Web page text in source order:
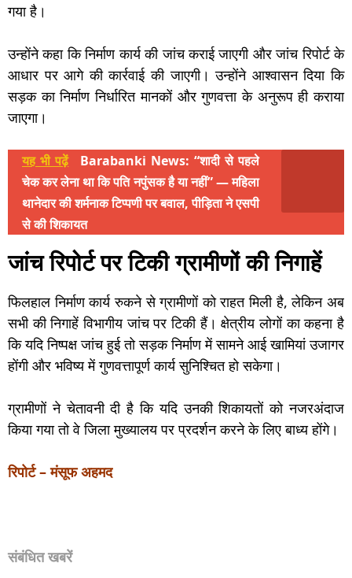
गया है।
उन्होंने कहा कि निर्माण कार्य की जांच कराई जाएगी और जांच रिपोर्ट के
आधार पर आगे की कार्रवाई की जाएगी। उन्होंने आश्वासन दिया कि
सड़क का निर्माण निर्धारित मानकों और गुणवत्ता के अनुरूप ही कराया
जाएगा।
यह भी पढ़ें
Barabanki News: “शादी से पहले
चेक कर लेना था कि पति नपुंसक है या नहीं” — महिला
थानेदार की शर्मनाक टिप्पणी पर बवाल, पीड़िता ने एसपी
से की शिकायत
जांच रिपोर्ट पर टिकी ग्रामीणों की निगाहें
फिलहाल निर्माण कार्य रुकने से ग्रामीणों को राहत मिली है, लेकिन अब
सभी की निगाहें विभागीय जांच पर टिकी हैं। क्षेत्रीय लोगों का कहना है
कि यदि निष्पक्ष जांच हुई तो सड़क निर्माण में सामने आई खामियां उजागर
होंगी और भविष्य में गुणवत्तापूर्ण कार्य सुनिश्चित हो सकेगा।
ग्रामीणों ने चेतावनी दी है कि यदि उनकी शिकायतों को नजरअंदाज
किया गया तो वे जिला मुख्यालय पर प्रदर्शन करने के लिए बाध्य होंगे।
रिपोर्ट – मंसूफ अहमद
संबंधित खबरें